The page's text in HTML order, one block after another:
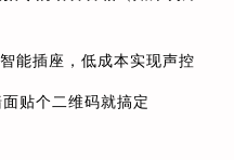
能插座，低成本实现声控
贴个二维码就搞定